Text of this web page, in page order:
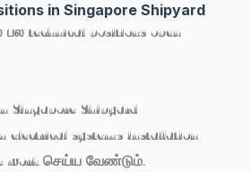
in Singapore Shipyard
technical positions open
Singapore Shipyard
electrical systems installation
work செய்ய வேண்டும்.